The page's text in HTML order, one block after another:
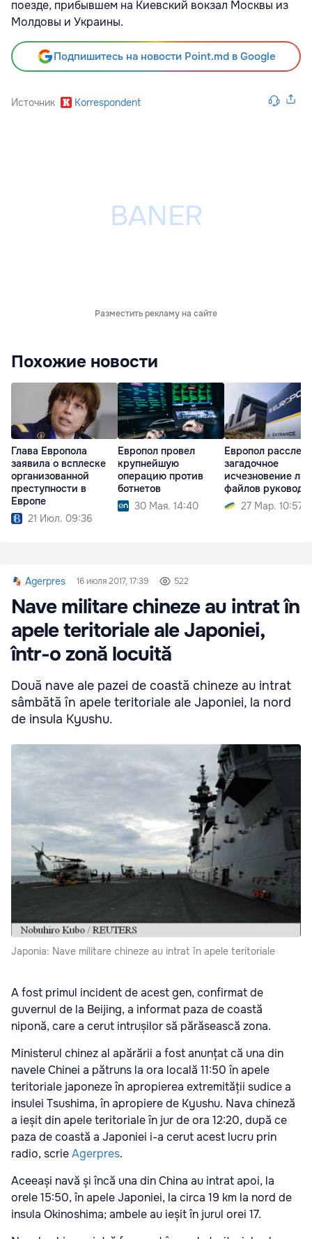
поезде, прибывшем на Киевский вокзал Москвы из
Молдовы и Украины.
Подпишитесь на новости Point.md в Google
Источник Korrespondent
Разместить рекламу на сайте
Похожие новости
Глава Европола
заявила о всплеске
организованной
преступности в
Европе
21 Июл. 09:36
Европол провел
крупнейшую
операцию против
ботнетов
30 Мая. 14:40
Европол
загадочное
исчезновение
файлов
27 Мар. 10:57
Agerpres 16 июля 2017, 17:39 522
Nave militare chineze au intrat în
apele teritoriale ale Japoniei,
într-o zonă locuită
Două nave ale pazei de coastă chineze au intrat
sâmbătă în apele teritoriale ale Japoniei, la nord
de insula Kyushu.
Japonia: Nave militare chineze au intrat în apele teritoriale
A fost primul incident de acest gen, confirmat de
guvernul de la Beijing, a informat paza de coastă
niponă, care a cerut intrușilor să părăsească zona.
Ministerul chinez al apărării a fost anunțat că una din
navele Chinei a pătruns la ora locală 11:50 în apele
teritoriale japoneze în apropierea extremității sudice a
insulei Tsushima, în apropiere de Kyushu. Nava chineză
a ieșit din apele teritoriale în jur de ora 12:20, după ce
paza de coastă a Japoniei i-a cerut acest lucru prin
radio, scrieAgerpres.
Aceeași navă și încă una din China au intrat apoi, la
orele 15:50, în apele Japoniei, la circa 19 km la nord de
insula Okinoshima; ambele au ieșit în jurul orei 17.